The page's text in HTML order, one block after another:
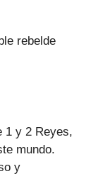
rebelde
1 y 2 Reyes,
mundo.
y